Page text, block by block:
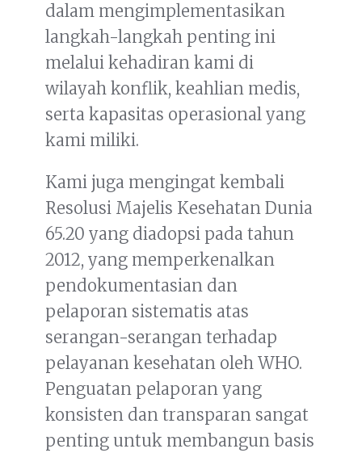
dalam mengimplementasikan
langkah-langkah penting ini
melalui kehadiran kami di
wilayah konflik, keahlian medis,
serta kapasitas operasional yang
kami miliki.
Kami juga mengingat kembali
Resolusi Majelis Kesehatan Dunia
65.20 yang diadopsi pada tahun
2012, yang memperkenalkan
pendokumentasian dan
pelaporan sistematis atas
serangan-serangan terhadap
pelayanan kesehatan oleh WHO.
Penguatan pelaporan yang
konsisten dan transparan sangat
penting untuk membangun basis